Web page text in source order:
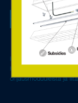
Olemme
jolla on
asema.
ratkaisujen
kaikkiin mahdollisiin
huippuosaaminen
ohjausmoduuleista ja